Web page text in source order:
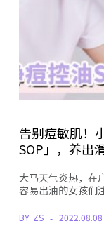
告别痘敏肌！
SOP」，养出
大马天气炎热，在
容易出油的女孩们
BY ZS 2022.08.08